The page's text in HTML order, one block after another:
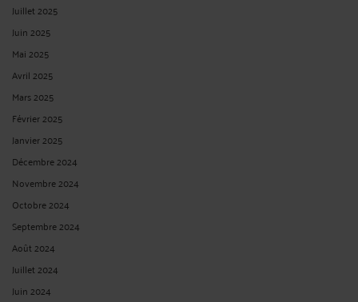
Juillet 2025
Juin 2025
Mai 2025
Avril 2025
Mars 2025
Février 2025
Janvier 2025
Décembre 2024
Novembre 2024
Octobre 2024
Septembre 2024
Août 2024
Juillet 2024
Juin 2024